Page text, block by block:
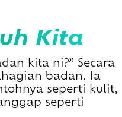
Kita
kita ni?” Secara
badan. Ia
seperti kulit,
seperti